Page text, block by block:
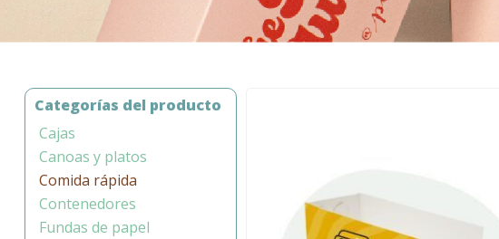
Categorías del producto
Cajas
Canoas y platos
Comida rápida
Contenedores
Fundas de papel